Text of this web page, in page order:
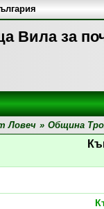
Вила за
Ловеч » Община